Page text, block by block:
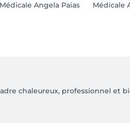
chaleureux, professionnel et